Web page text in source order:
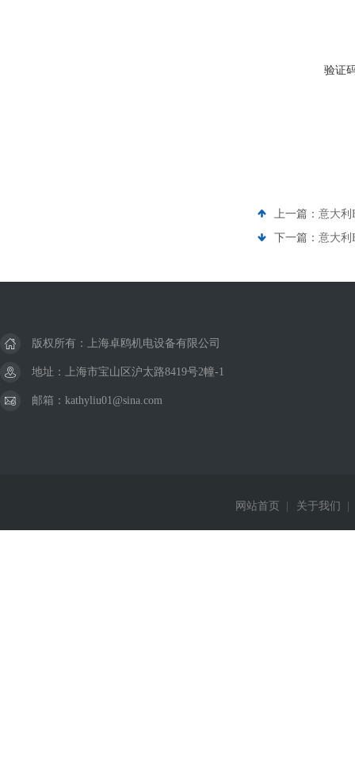
验证
上一篇： 意大利
下一篇： 意大利
版权所有：上海卓鸥机电设备有限公司
地址：上海市宝山区沪太路8419号2幢-1
邮箱：kathyliu01@sina.com
网站首页 关于我们